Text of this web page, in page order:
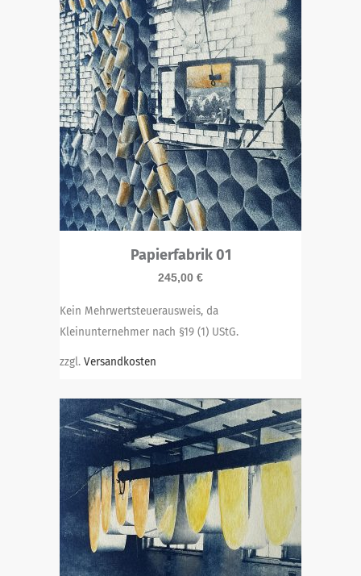
Papierfabrik 01
245,00 €
Kein Mehrwertsteuerausweis, da
Kleinunternehmer nach §19 (1) UStG.
zzgl. Versandkosten